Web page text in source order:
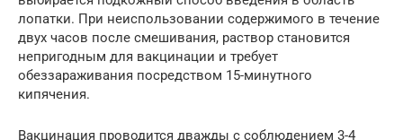
лопатки. При неиспользовании содержимого в течение
двух часов после смешивания, раствор становится
непригодным для вакцинации и требует
обеззараживания посредством 15-минутного
кипячения.
Вакцинация проводится дважды с соблюдением 3-4